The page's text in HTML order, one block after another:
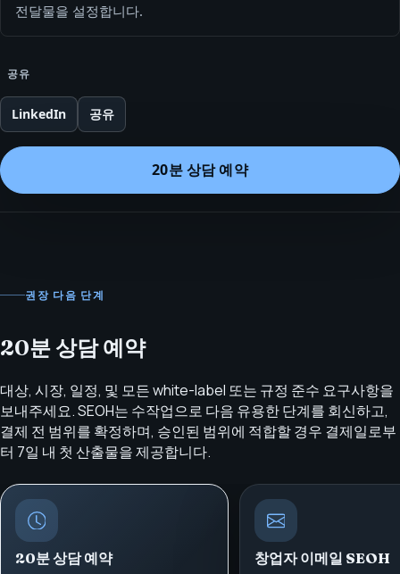
전달물을 설정합니다.
공유
LinkedIn 공유
20분 상담 예약
권장 다음 단계
20분 상담 예약
대상, 시장, 일정, 및 모든 white-label 또는 규정 준수 요구사항을
보내주세요. SEOH는 수작업으로 다음 유용한 단계를 회신하고,
결제 전 범위를 확정하며, 승인된 범위에 적합할 경우 결제일로부
터 7일 내 첫 산출물을 제공합니다.
20분 상담 예약 창업자 이메일 SEOH